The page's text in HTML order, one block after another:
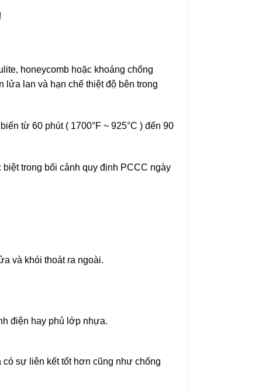
honeycomb hoặc khoáng chống
lửa lan và hạn chế thiệt độ bên trong
từ 60 phút ( 1700°F ~ 925°C ) đến 90
trong bối cảnh quy định PCCC ngày
và khói thoát ra ngoài.
điện hay phủ lớp nhựa.
sự liên kết tốt hơn cũng như chống